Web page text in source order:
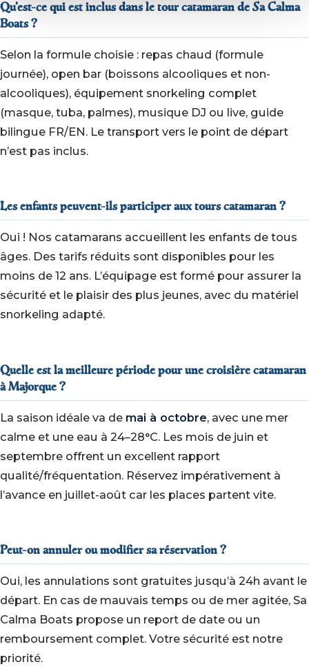
Qu’est-ce qui est inclus dans le tour catamaran de Sa Calma
Boats ?
Selon la formule choisie : repas chaud (formule
journée), open bar (boissons alcooliques et non-
alcooliques), équipement snorkeling complet
(masque, tuba, palmes), musique DJ ou live, guide
bilingue FR/EN. Le transport vers le point de départ
n’est pas inclus.
Les enfants peuvent-ils participer aux tours catamaran ?
Oui ! Nos catamarans accueillent les enfants de tous
âges. Des tarifs réduits sont disponibles pour les
moins de 12 ans. L’équipage est formé pour assurer la
sécurité et le plaisir des plus jeunes, avec du matériel
snorkeling adapté.
Quelle est la meilleure période pour une croisière catamaran
à Majorque ?
La saison idéale va de mai à octobre, avec une mer
calme et une eau à 24–28°C. Les mois de juin et
septembre offrent un excellent rapport
qualité/fréquentation. Réservez impérativement à
l’avance en juillet-août car les places partent vite.
Peut-on annuler ou modifier sa réservation ?
Oui, les annulations sont gratuites jusqu’à 24h avant le
départ. En cas de mauvais temps ou de mer agitée, Sa
Calma Boats propose un report de date ou un
remboursement complet. Votre sécurité est notre
priorité.